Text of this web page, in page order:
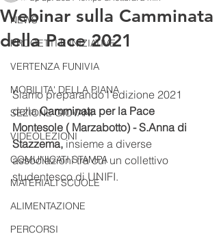
NEWS
PROGETTI E INIZIATIVE
VERTENZA FUNIVIA
MOBILITA' DELLA PIANA
SEZIONE GIOVANI
VIDEOLEZIONI
COMUNICATI STAMPA
MATERIALI SCUOLE
ALIMENTAZIONE
PERCORSI
Webinar sulla Camminata
della Pace 2021
Siamo preparando l’edizione 2021
della Camminata per la Pace
Montesole ( Marzabotto) - S.Anna di
Stazzema, insieme a diverse
associazioni tra cui un collettivo
studentesco di UNIFI.